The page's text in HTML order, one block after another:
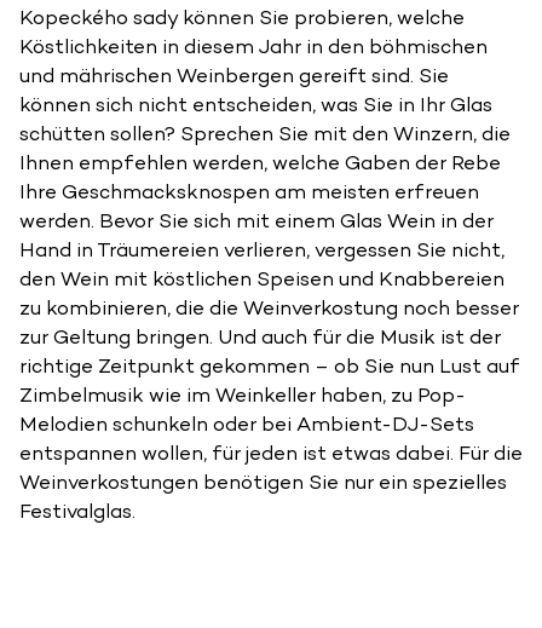
Kopeckého sady können Sie probieren, welche
Köstlichkeiten in diesem Jahr in den böhmischen
und mährischen Weinbergen gereift sind. Sie
können sich nicht entscheiden, was Sie in Ihr Glas
schütten sollen? Sprechen Sie mit den Winzern, die
Ihnen empfehlen werden, welche Gaben der Rebe
Ihre Geschmacksknospen am meisten erfreuen
werden. Bevor Sie sich mit einem Glas Wein in der
Hand in Träumereien verlieren, vergessen Sie nicht,
den Wein mit köstlichen Speisen und Knabbereien
zu kombinieren, die die Weinverkostung noch besser
zur Geltung bringen. Und auch für die Musik ist der
richtige Zeitpunkt gekommen – ob Sie nun Lust auf
Zimbelmusik wie im Weinkeller haben, zu Pop-
Melodien schunkeln oder bei Ambient-DJ-Sets
entspannen wollen, für jeden ist etwas dabei. Für die
Weinverkostungen benötigen Sie nur ein spezielles
Festivalglas.